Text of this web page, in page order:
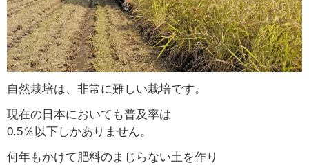
自然栽培は、非常に難しい栽培です。
現在の日本においても普及率は
0.5％以下しかありません。
何年もかけて肥料のまじらない土を作り